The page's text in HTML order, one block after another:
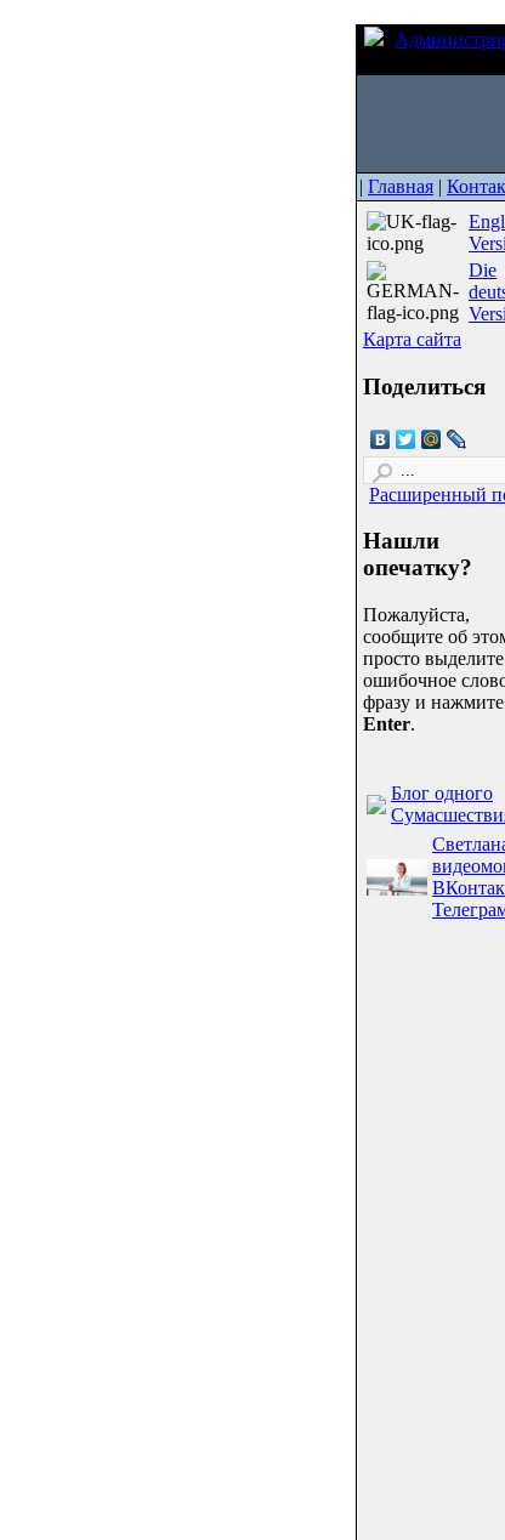
| Главная |
Die
Карта сайта
Поделиться
Расширенный
Нашли
опечатку?
Пожалуйста,
сообщите об
просто выделите
ошибочное
фразу и нажмите
Enter.
Блог одного